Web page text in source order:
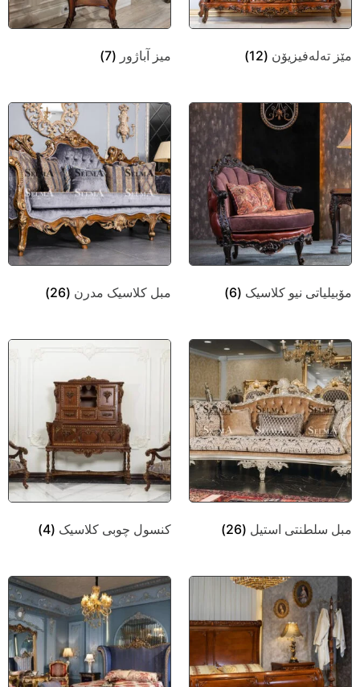
مێز تەلەفیزیۆن (12) میز آباژور (7)
مۆبیلیاتی نیو کلاسیک (6) مبل کلاسیک مدرن (26)
مبل سلطنتی استیل (26) کنسول چوبی کلاسیک (4)